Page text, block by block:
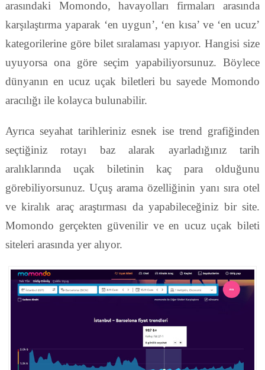
arasındaki Momondo, havayolları firmaları arasında
karşılaştırma yaparak ‘en uygun’, ‘en kısa’ ve ‘en ucuz’
kategorilerine göre bilet sıralaması yapıyor. Hangisi size
uyuyorsa ona göre seçim yapabiliyorsunuz. Böylece
dünyanın en ucuz uçak biletleri bu sayede Momondo
aracılığı ile kolayca bulunabilir.
Ayrıca seyahat tarihleriniz esnek ise trend grafiğinden
seçtiğiniz rotayı baz alarak ayarladığınız tarih
aralıklarında uçak biletinin kaç para olduğunu
görebiliyorsunuz. Uçuş arama özelliğinin yanı sıra otel
ve kiralık araç araştırması da yapabileceğiniz bir site.
Momondo gerçekten güvenilir ve en ucuz uçak bileti
siteleri arasında yer alıyor.